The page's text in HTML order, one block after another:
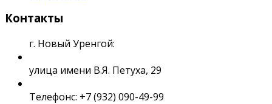
Контакты
г. Новый Уренгой:
улица имени В.Я. Петуха, 29
Телефонс: +7 (932) 090-49-99